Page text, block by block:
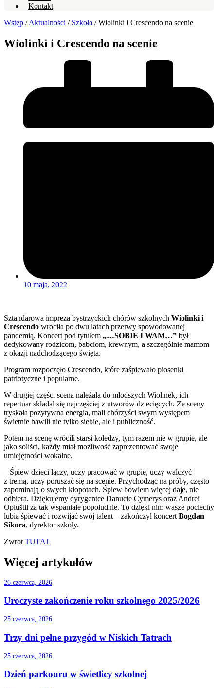
Kontakt
Wstęp / Aktualności / Szkoła / Wiolinki i Crescendo na scenie
Wiolinki i Crescendo na scenie
10 maja, 2022
Sztandarowa impreza bystrzyckich chórów szkolnych Wiolinki i
Crescendo wróciła po dwu latach przerwy spowodowanej
pandemią. Koncert pod tytułem „…SOBIE I WAM…” był
dedykowany rodzicom, babciom, krewnym, a szczególnie mamom
z okazji nadchodzącego święta.
Program rozpoczęło Crescendo, które zaśpiewało piosenki
patriotyczne i popularne.
W drugiej części scena należała do młodszych Wiolinek, ich
repertuar składał się najczęściej z utworów dziecięcych. Ze sceny
tryskała pozytywna energia, mali chórzyści swym występem
świetnie bawili nie tylko siebie, ale i publiczność.
Potem na scenę wrócili starsi koledzy, tym razem nie w grupie, ale
jako soliści, każdy miał możliwość zaprezentować swoje
umiejętności wokalne.
– Śpiew dzieci łączy, uczy pracować w grupie, uczy walczyć
z tremą, uczy poruszać się na scenie. Przychodząc na próby, często
zapominają o swych kłopotach. Śpiew bowiem więcej daje, nie
odbiera. Dziękujemy dyrygentce Danucie Cymerys oraz Andrei
Opluštil za tak wspaniałe popołudnie. To dzięki nim wasze pociechy
lubią śpiewać i rozwijać swój talent – zakończył koncert Bogdan
Sikora, dyrektor szkoły.
Zwrot TUTAJ
Więcej artykułów
26 czerwca, 2026
Uroczyste zakończenie roku szkolnego 2025/2026
25 czerwca, 2026
Trzy dni pełne przygód w Niskich Tatrach
25 czerwca, 2026
Dzień parkouru w świetlicy szkolnej